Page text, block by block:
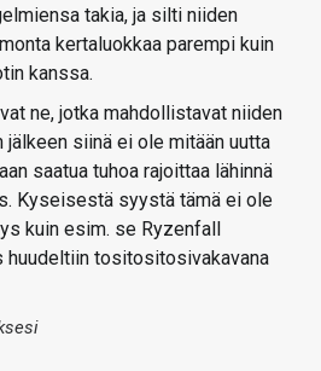
takia, ja silti niiden
kertaluokkaa parempi kuin
kanssa.
ne, jotka mahdollistavat niiden
siinä ei ole mitään uutta
saatua tuhoa rajoittaa lähinnä
Kyseisestä syystä tämä ei ole
kuin esim. se Ryzenfall
huudeltiin tositositosivakavana